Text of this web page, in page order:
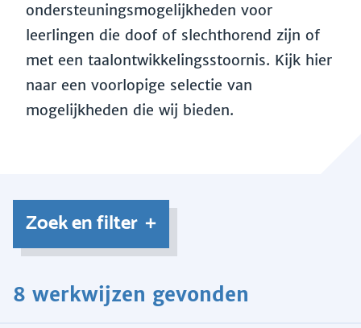
ondersteuningsmogelijkheden voor
leerlingen die doof of slechthorend zijn of
met een taalontwikkelingsstoornis. Kijk hier
naar een voorlopige selectie van
mogelijkheden die wij bieden.
Zoek en filter
8 werkwijzen gevonden